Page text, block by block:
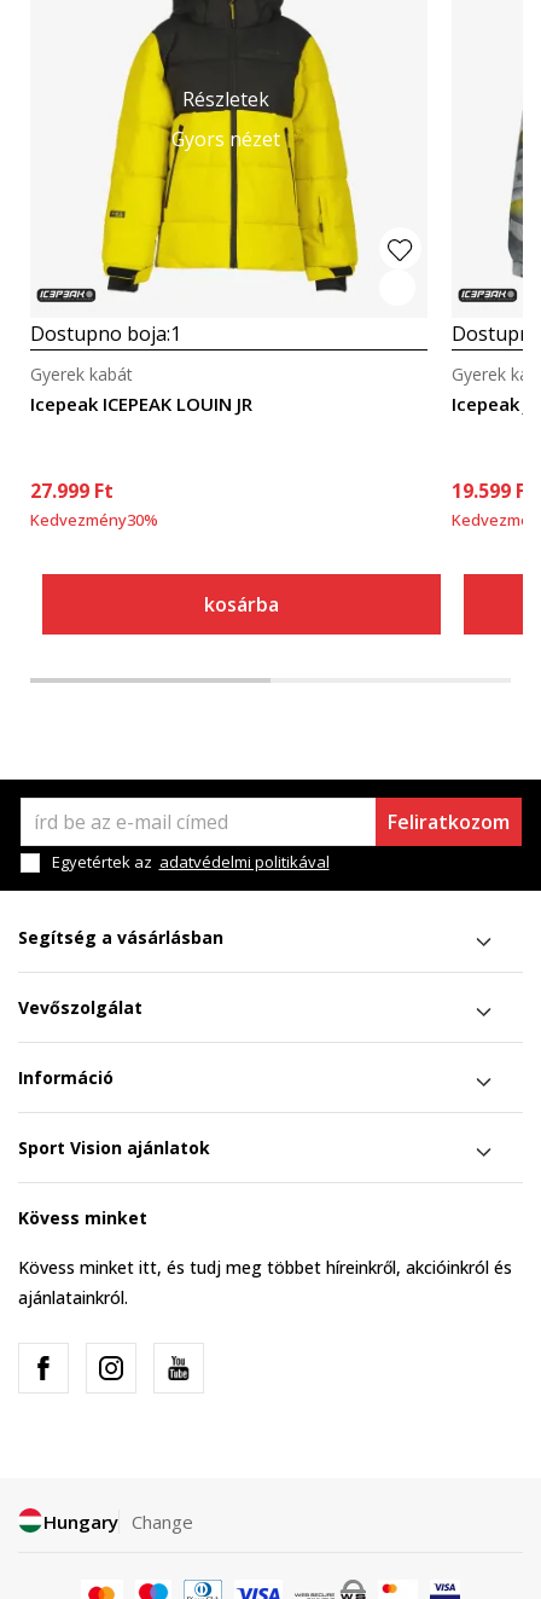
Részletek
Gyors nézet
Dostupno boja:1
Icepeak ICEPEAK LOUIN JR
Gyerek kabát
27.999 Ft
Kedvezmény30%
kosárba
Icepeak
Gyerek
19.599 Ft
Feliratkozom
Egyetértek az adatvédelmi politikával
Segítség a vásárlásban
Vevőszolgálat
Információ
Sport Vision ajánlatok
Kövess minket
Kövess minket itt, és tudj meg többet híreinkről, akcióinkról és
ajánlatainkról.
Hungary Change